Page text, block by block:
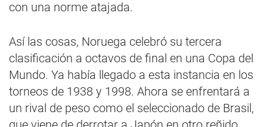
con una norme atajada.
Así las cosas, Noruega celebró su tercera
clasificación a octavos de final en una Copa del
Mundo. Ya había llegado a esta instancia en los
torneos de 1938 y 1998. Ahora se enfrentará a
un rival de peso como el seleccionado de Brasil,